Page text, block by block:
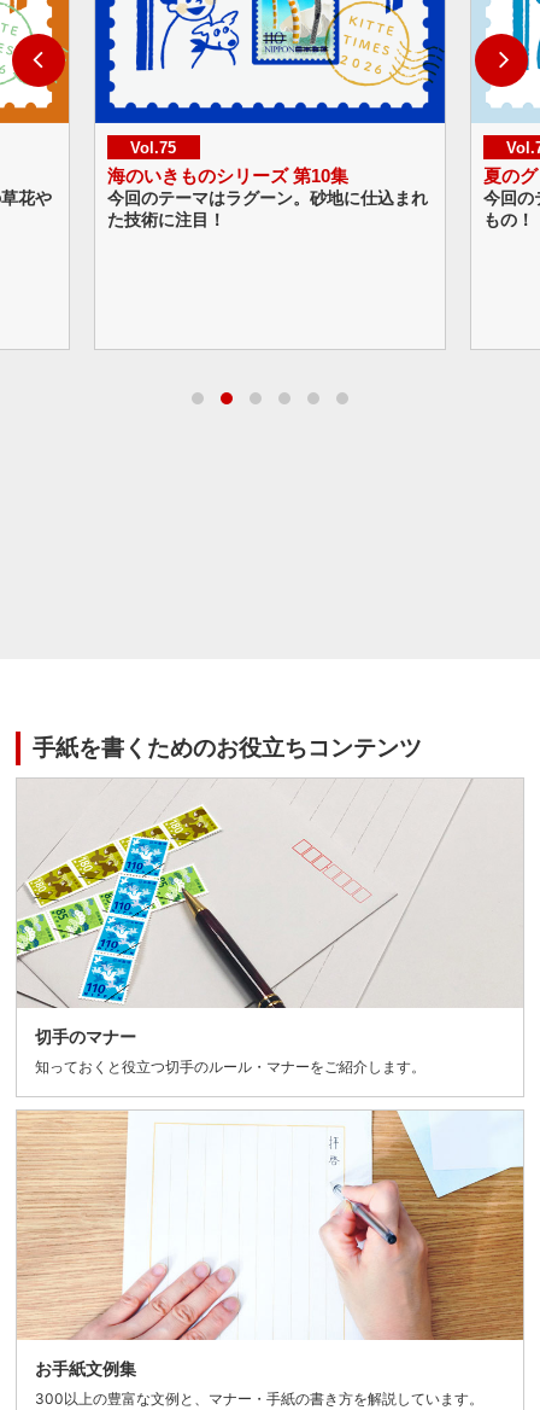
海のいきものシリーズ 第10集
今回のテーマはラグーン。砂地に仕込まれ
た技術に注目！
夏のグリーテ
今回のテーマは
手紙を書くためのお役立ちコンテンツ
切手のマナー
知っておくと役立つ切手のルール・マナーをご紹介します。
お手紙文例集
300以上の豊富な文例と、マナー・手紙の書き方を解説しています。